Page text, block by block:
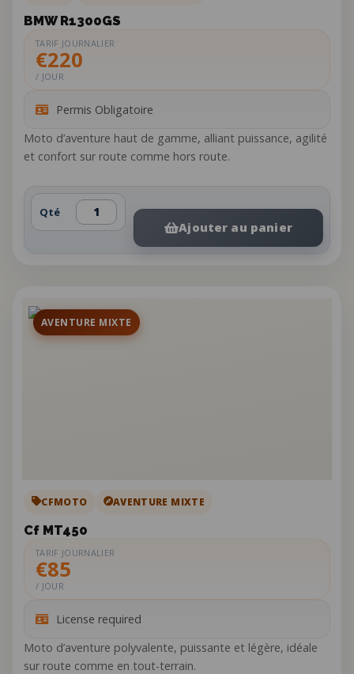
BMW R1300GS
TARIF JOURNALIER
€220
/ JOUR
Permis Obligatoire
Moto d’aventure haut de gamme, alliant puissance, agilité
et confort sur route comme hors route.
Qté
Ajouter au panier
AVENTURE MIXTE
CFMOTO AVENTURE MIXTE
Cf MT450
TARIF JOURNALIER
€85
/ JOUR
License required
Moto d’aventure polyvalente, puissante et légère, idéale
sur route comme en tout-terrain.